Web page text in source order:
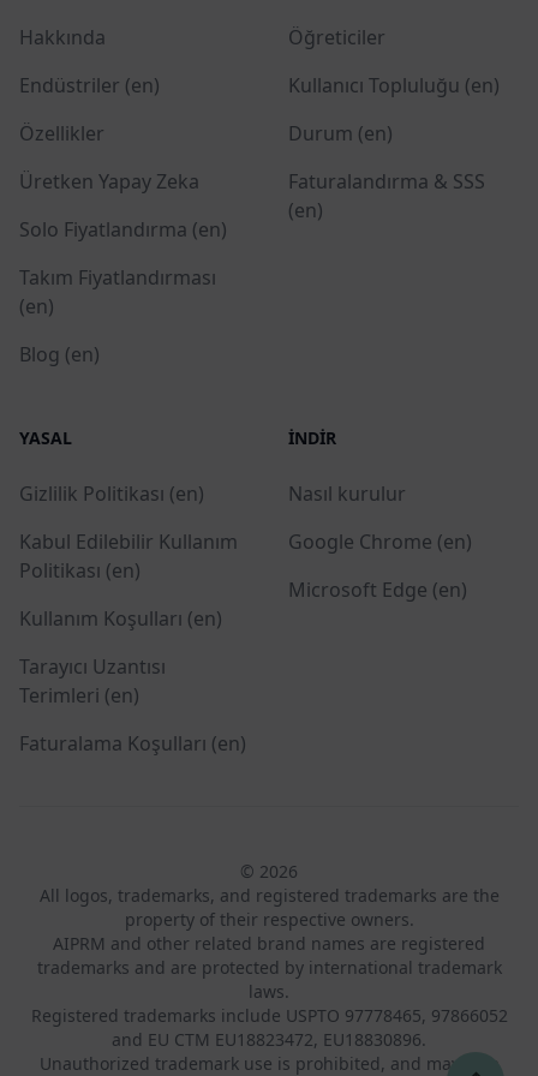
Hakkında
Endüstriler (en)
Özellikler
Üretken Yapay Zeka
Solo Fiyatlandırma (en)
Takım Fiyatlandırması
(en)
Blog (en)
Öğreticiler
Kullanıcı Topluluğu (en)
Durum (en)
Faturalandırma & SSS
(en)
YASAL
Gizlilik Politikası (en)
Kabul Edilebilir Kullanım
Politikası (en)
Kullanım Koşulları (en)
Tarayıcı Uzantısı
Terimleri (en)
Faturalama Koşulları (en)
İNDIR
Nasıl kurulur
Google Chrome (en)
Microsoft Edge (en)
© 2026
All logos, trademarks, and registered trademarks are the
property of their respective owners.
AIPRM and other related brand names are registered
trademarks and are protected by international trademark
laws.
Registered trademarks include USPTO 97778465, 97866052
and EU CTM EU18823472, EU18830896.
Unauthorized trademark use is prohibited, and may be a